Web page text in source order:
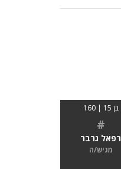
בן 15 | 160
#
רפאל גרבר
מגיש/ה